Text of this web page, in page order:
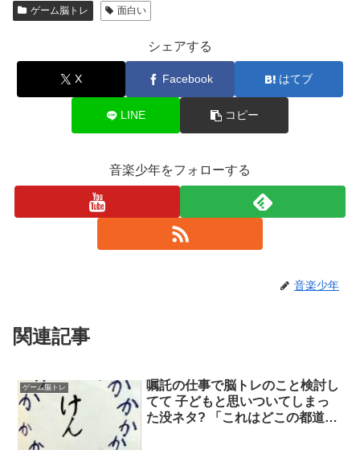
ゲーム脳トレ 面白い
シェアする
X Facebook はてブ
LINE コピー
音楽少年をフォローする
音楽少年
関連記事
ゲーム脳トレ
嘱託の仕事で脳トレのこと検討し
てて 子どもと思いついてしまっ
た没ネタ? 「これはどこの都道府